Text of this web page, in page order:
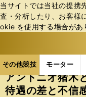
当サイトでは当社の提携
査・分析したり、お客様
okie を使⽤する場合があ
その他競技 モーター
ス
ポ
ル
その他競技の記
アントニオ猪木
待遇の差と不信